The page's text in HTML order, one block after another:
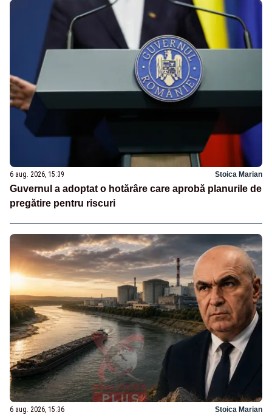
6 aug. 2026, 15:39 Stoica Marian
Guvernul a adoptat o hotărâre care aprobă planurile de
pregătire pentru riscuri
6 aug. 2026, 15:36 Stoica Marian